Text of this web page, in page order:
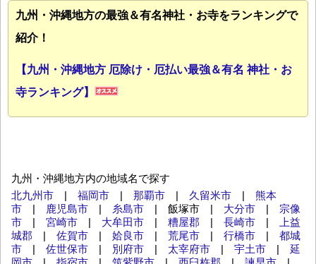
九州・沖縄地方の最強＆有名神社・お寺をランキングで
紹介！
【九州・沖縄地方 厄除け・厄払い最強＆有名 神社・お
寺ランキング】
九州・沖縄地方内の地域名で探す
北九州市 | 福岡市 | 那覇市 | 久留米市 | 熊本
市 | 鹿児島市 | 糸島市 | 飯塚市 | 大分市 | 宗像
市 | 宮崎市 | 大牟田市 | 糟屋郡 | 長崎市 |
上益
城郡 | 佐賀市 | 姶良市 | 荒尾市 | 行橋市 | 都城
市 | 佐世保市 | 別府市 | 太宰府市 | 宇土市 | 延